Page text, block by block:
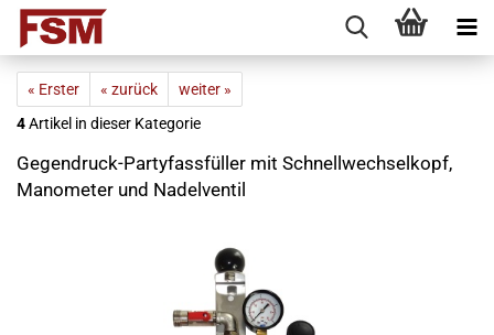
« Erster « zurück
weiter »
4Artikel in dieser Kategorie
Gegendruck-Partyfassfüller mit Schnellwechselkopf,
Manometer und Nadelventil